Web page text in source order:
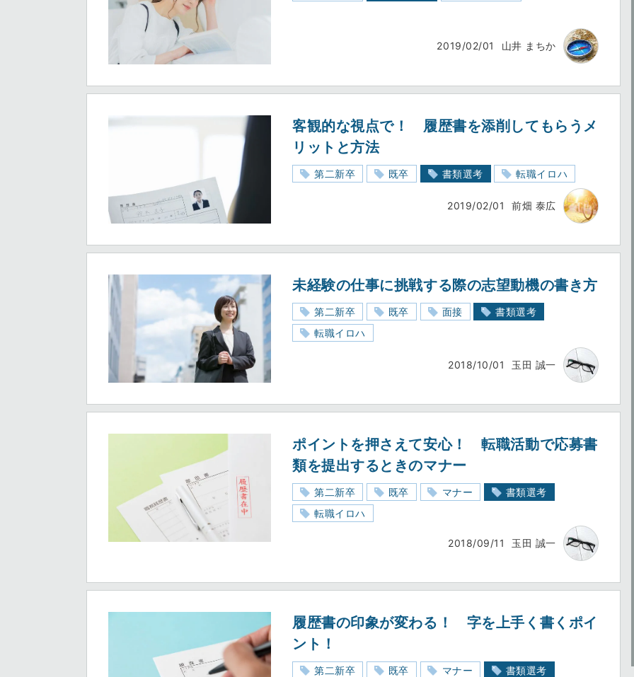
2019/02/01 山井 まちか
客観的な視点で！ 履歴書を添削してもらうメ
リットと方法
第二新卒 既卒 書類選考 転職イロハ
2019/02/01 前畑 泰広
未経験の仕事に挑戦する際の志望動機の書き方
第二新卒 既卒 面接
書類選考
転職イロハ
2018/10/01 玉田 誠一
ポイントを押さえて安心！ 転職活動で応募書
類を提出するときのマナー
第二新卒 既卒 マナー
書類選考
転職イロハ
2018/09/11 玉田 誠一
履歴書の印象が変わる！ 字を上手く書くポイ
ント！
第二新卒 既卒 マナー
書類選考